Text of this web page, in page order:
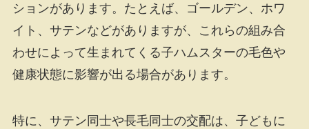
ションがあります。たとえば、ゴールデン、ホワ
イト、サテンなどがありますが、これらの組み合
わせによって生まれてくる子ハムスターの毛色や
健康状態に影響が出る場合があります。
特に、サテン同士や長毛同士の交配は、子どもに